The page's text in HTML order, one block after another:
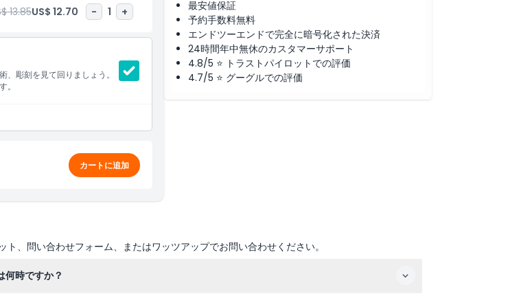
13.85US$ 12.70 - 1 +
彫刻を見て回りましょう。
。
カートに追加
最安値保証
予約手数料無料
エンドツーエンドで完全に暗号化された決済
24時間年中無休のカスタマーサポート
4.8/5 ⭐ トラストパイロットでの評価
4.7/5 ⭐ グーグルでの評価
、問い合わせフォーム、またはワッツアップでお問い合わせください。
何時ですか？